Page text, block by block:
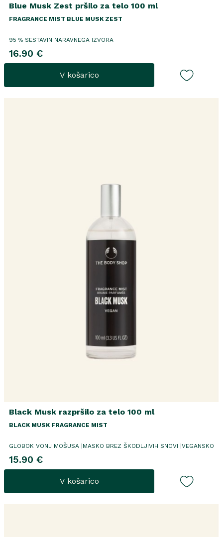
Blue Musk Zest pršilo za telo 100 ml
FRAGRANCE MIST BLUE MUSK ZEST
95 % SESTAVIN NARAVNEGA IZVORA
16.90 €
V košarico
Black Musk razpršilo za telo 100 ml
BLACK MUSK FRAGRANCE MIST
GLOBOK VONJ MOŠUSA |MASKO BREZ ŠKODLJIVIH SNOVI |VEGANSKO
15.90 €
V košarico